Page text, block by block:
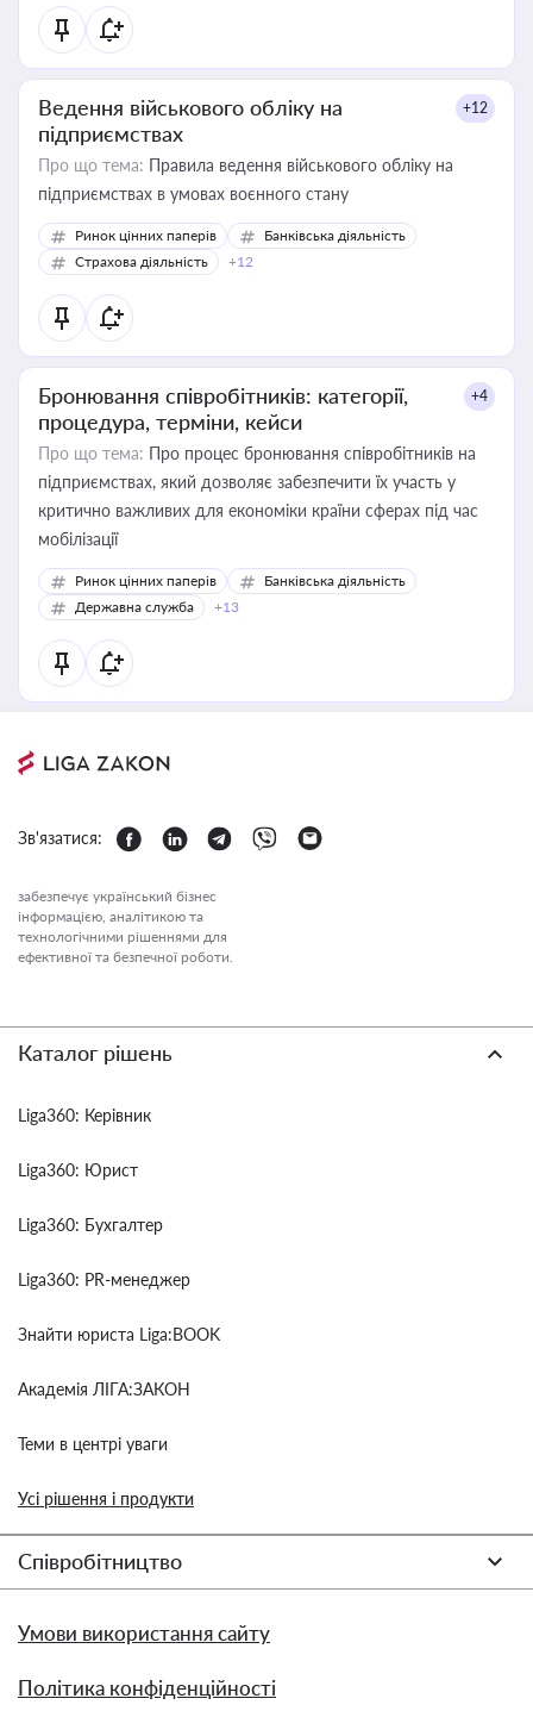
Ведення військового обліку на
підприємствах
+12
Про що тема: Правила ведення військового обліку на
підприємствах в умовах воєнного стану
Ринок цінних паперів
Банківська діяльність
Страхова діяльність
+12
Бронювання співробітників: категорії,
процедура, терміни, кейси
+4
Про що тема: Про процес бронювання співробітників на
підприємствах, який дозволяє забезпечити їх участь у
критично важливих для економіки країни сферах під час
мобілізації
Ринок цінних паперів
Банківська діяльність
Державна служба
+13
Зв'язатися:
забезпечує український бізнес
інформацією, аналітикою та
технологічними рішеннями для
ефективної та безпечної роботи.
Каталог рішень
Liga360: Керівник
Liga360: Юрист
Liga360: Бухгалтер
Liga360: PR-менеджер
Знайти юриста Liga:BOOK
Академія ЛІГА:ЗАКОН
Теми в центрі уваги
Усі рішення і продукти
Співробітництво
Умови використання сайту
Політика конфіденційності